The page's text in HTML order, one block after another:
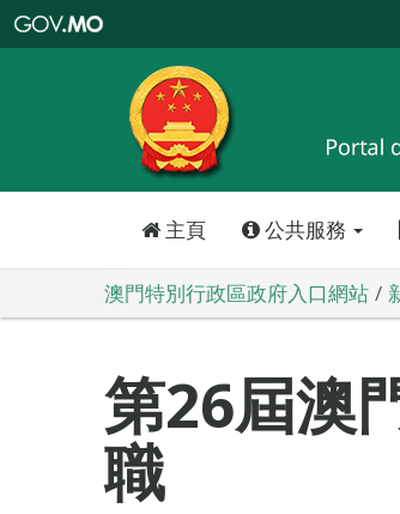
特
政
區
政
口
主頁 公共服務
澳門特別行政區政府入口網站
第26屆澳
職